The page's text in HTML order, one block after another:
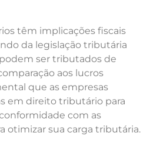
têm implicações fiscais
da legislação tributária
ser tributados de
aos lucros
que as empresas
em direito tributário para
com as
otimizar sua carga tributária.